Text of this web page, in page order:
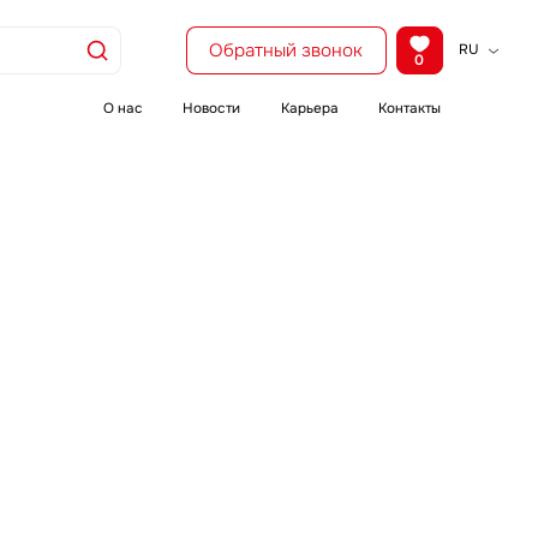
Обратный звонок 0
RU
О нас Новости Карьера Контакты